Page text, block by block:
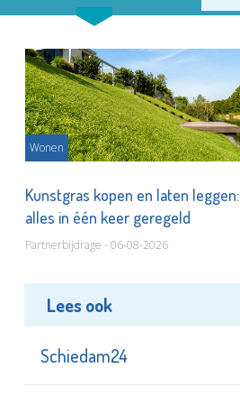
Wonen
Kunstgras kopen en laten leggen:
alles in één keer geregeld
Partnerbijdrage - 06-08-2026
Lees ook
Schiedam24